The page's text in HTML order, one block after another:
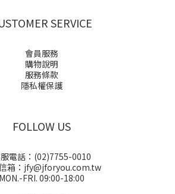
SERVICE
會員服務
購物說明
服務條款
隱私權保護
FOLLOW US
電話：(02)7755-0010
箱：jfy@jforyou.com.tw
MON.-FRI. 09:00-18:00